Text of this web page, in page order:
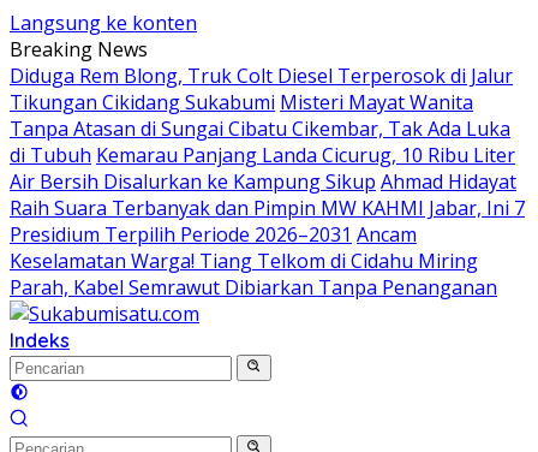
Langsung ke konten
Breaking News
Diduga Rem Blong, Truk Colt Diesel Terperosok di Jalur
Tikungan Cikidang Sukabumi Misteri Mayat Wanita
Tanpa Atasan di Sungai Cibatu Cikembar, Tak Ada Luka
di Tubuh Kemarau Panjang Landa Cicurug, 10 Ribu Liter
Air Bersih Disalurkan ke Kampung Sikup Ahmad Hidayat
Raih Suara Terbanyak dan Pimpin MW KAHMI Jabar, Ini 7
Presidium Terpilih Periode 2026–2031 Ancam
Keselamatan Warga! Tiang Telkom di Cidahu Miring
Parah, Kabel Semrawut Dibiarkan Tanpa Penanganan
Indeks